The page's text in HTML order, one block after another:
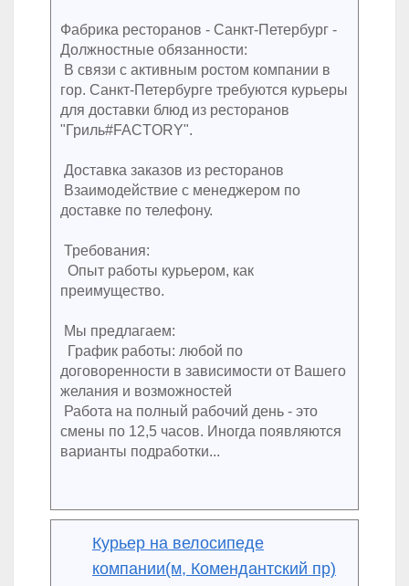
Фабрика ресторанов - Санкт-Петербург -
Должностные обязанности:
В связи с активным ростом компании в
гор. Санкт-Петербурге требуются курьеры
для доставки блюд из ресторанов
"Гриль#FACTORY".
Доставка заказов из ресторанов
Взаимодействие с менеджером по
доставке по телефону.
Требования:
Опыт работы курьером, как
преимущество.
Мы предлагаем:
График работы: любой по
договоренности в зависимости от Вашего
желания и возможностей
Работа на полный рабочий день - это
смены по 12,5 часов. Иногда появляются
варианты подработки...
Курьер на велосипеде
компании(м, Комендантский пр)